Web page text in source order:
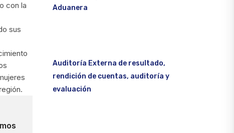
con la
sus
Aduanera
Auditoría Externa de resultado,
rendición de cuentas, auditoría y
evaluación